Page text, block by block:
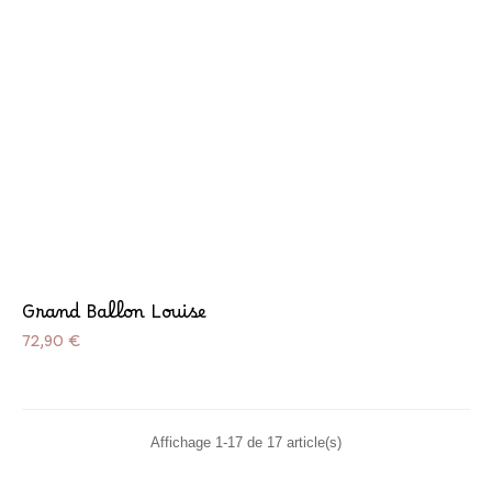
Grand Ballon Louise
Prix
72,90 €
Affichage 1-17 de 17 article(s)